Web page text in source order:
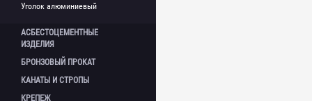
Уголок алюминиевый
Шифер асбестоцементный
Асбестоцементная труба
АСБЕСТОЦЕМЕНТНЫЕ
ИЗДЕЛИЯ
БРОНЗОВЫЙ ПРОКАТ
КАНАТЫ И СТРОПЫ
КРЕПЕЖ